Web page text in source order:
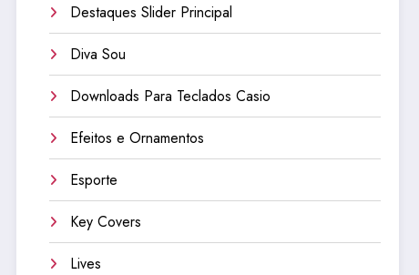
Destaques Slider Principal
Diva Sou
Downloads Para Teclados Casio
Efeitos e Ornamentos
Esporte
Key Covers
Lives